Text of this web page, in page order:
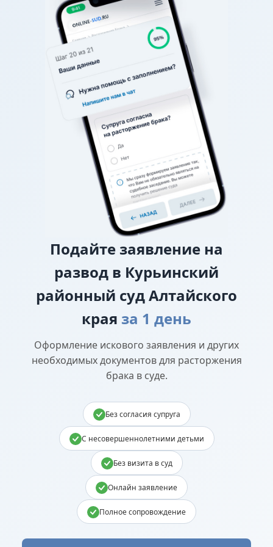
общение. Если вы не можете договориться о
графике (например, в какие дни недели, на сколько
часов, с ночевкой или без), спор разрешает
районный суд.
О взыскании алиментов
Если нет соглашения об
уплате алиментов, заверенного у нотариуса, то
требование о взыскании алиментов заявляется в
исковом заявлении о разводе.
О лишении или ограничении родительских
Подайте заявление на
развод в Курьинский
районный суд Алтайского
края за 1 день
Оформление искового заявления и других
необходимых документов для расторжения
брака в суде.
Без согласия супруга
С несовершеннолетними детьми
Без визита в суд
Онлайн заявление
Полное сопровождение